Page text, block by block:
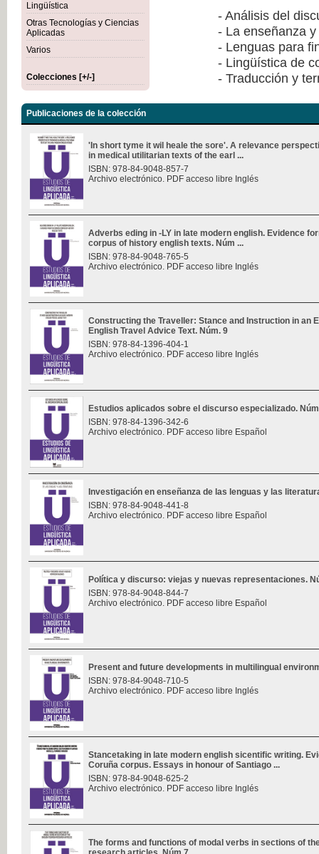
Lingüística
Otras Tecnologías y Ciencias
Aplicadas
Varios
Colecciones [+/-]
- Análisis del
- La enseñanza
- Lenguas para
- Lingüística de
- Traducción y
Publicaciones de la colección
'In short tyme it wil heale the sore'. A relevance
in medical utilitarian texts of the earl ...
ISBN: 978-84-9048-857-7
Archivo electrónico. PDF acceso libre Inglés
Adverbs eding in -LY in late modern english. Evidence
corpus of history english texts. Núm ...
ISBN: 978-84-9048-765-5
Archivo electrónico. PDF acceso libre Inglés
Constructing the Traveller: Stance and Instruction in an
English Travel Advice Text. Núm. 9
ISBN: 978-84-1396-404-1
Archivo electrónico. PDF acceso libre Inglés
Estudios aplicados sobre el discurso especializado.
ISBN: 978-84-1396-342-6
Archivo electrónico. PDF acceso libre Español
Investigación en enseñanza de las lenguas y las
ISBN: 978-84-9048-441-8
Archivo electrónico. PDF acceso libre Español
Política y discurso: viejas y nuevas representaciones.
ISBN: 978-84-9048-844-7
Archivo electrónico. PDF acceso libre Español
Present and future developments in multilingual
ISBN: 978-84-9048-710-5
Archivo electrónico. PDF acceso libre Inglés
Stancetaking in late modern english sicentific writing.
Coruña corpus. Essays in honour of Santiago ...
ISBN: 978-84-9048-625-2
Archivo electrónico. PDF acceso libre Inglés
The forms and functions of modal verbs in sections of